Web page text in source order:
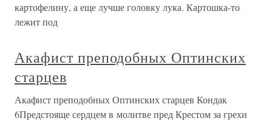
картофелину, а еще лучше головку лука. Картошка-то
лежит под
Акафист преподобных Оптинских
старцев
Акафист преподобных Оптинских старцев Кондак
6Предстояще сердцем в молитве пред Крестом за грехи